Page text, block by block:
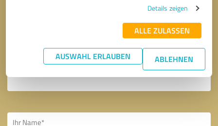
Details zeigen
ALLE ZULASSEN
AUSWAHL ERLAUBEN ABLEHNEN